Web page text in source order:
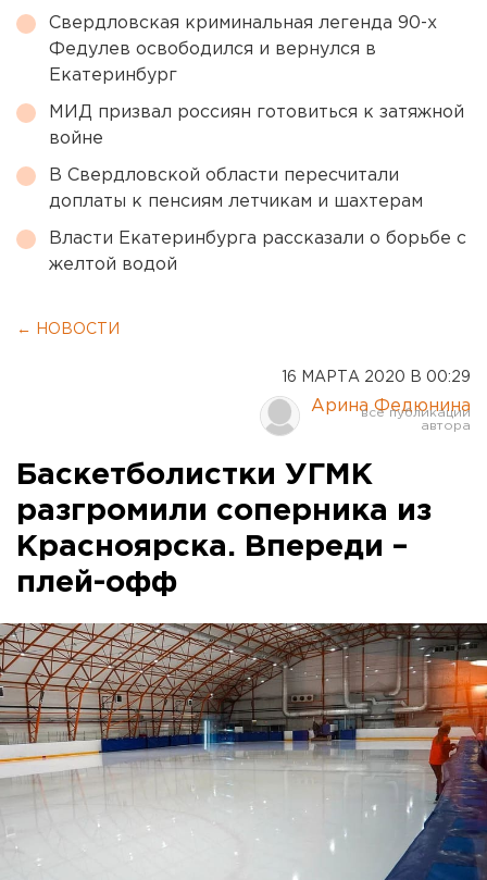
Свердловская криминальная легенда 90-х
Федулев освободился и вернулся в
Екатеринбург
МИД призвал россиян готовиться к затяжной
войне
В Свердловской области пересчитали
доплаты к пенсиям летчикам и шахтерам
Власти Екатеринбурга рассказали о борьбе с
желтой водой
← НОВОСТИ
16 МАРТА 2020 В 00:29
Арина Федюнина
Баскетболистки УГМК
разгромили соперника из
Красноярска. Впереди –
плей-офф